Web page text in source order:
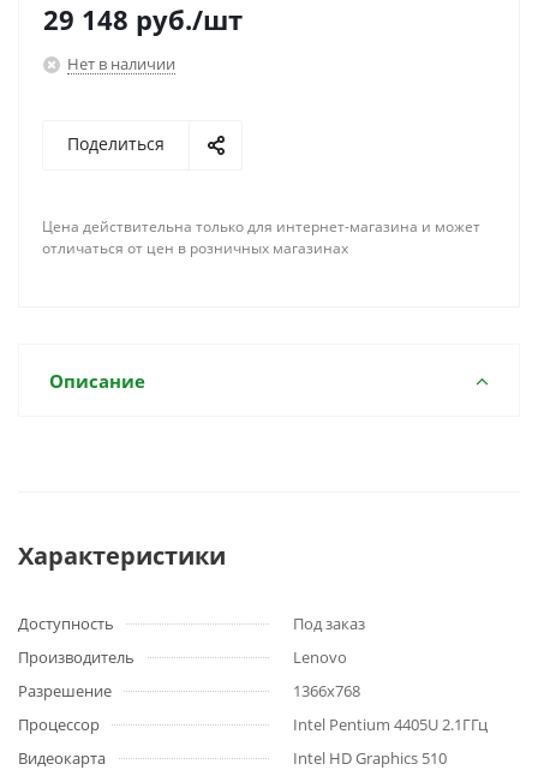
29 148 руб./шт
Нет в наличии
Поделиться
Цена действительна только для интернет-магазина и может
отличаться от цен в розничных магазинах
Описание
Характеристики
Доступность
Под заказ
Производитель
Lenovo
Разрешение
1366x768
Процессор
Intel Pentium 4405U 2.1ГГц
Видеокарта
Intel HD Graphics 510